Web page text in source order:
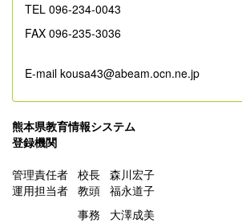
TEL 096-234-0043
FAX 096-235-3036
E-mail kousa43@abeam.ocn.ne.jp
熊本県教育情報システム
登録機関
管理責任者 校長 森川宏子
運用担当者 教頭 福永道子
事務 大澤成美